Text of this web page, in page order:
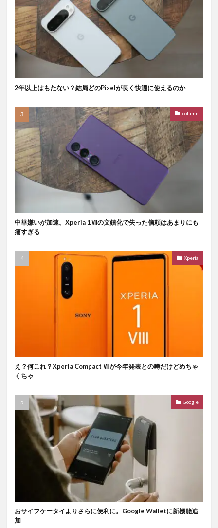
2年以上はもたない？結局どのPixelが長く快適に使えるのか
column
中華嫌いが加速。Xperia 1Ⅶの文鎮化で失った信頼はあまりにも
痛すぎる
Xperia
え？何これ？Xperia Compact Ⅷが今年発表との噂だけどめちゃ
くちゃ
Google
おサイフケータイよりさらに便利に。Google Walletに新機能追
加